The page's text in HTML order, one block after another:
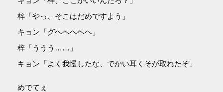
梓「やっ、そこはだめですよう」
キョン「グヘヘヘヘヘ」
梓「ううう……」
キョン「よく我慢したな、でかい耳くそが取れたぞ」
めでてぇ